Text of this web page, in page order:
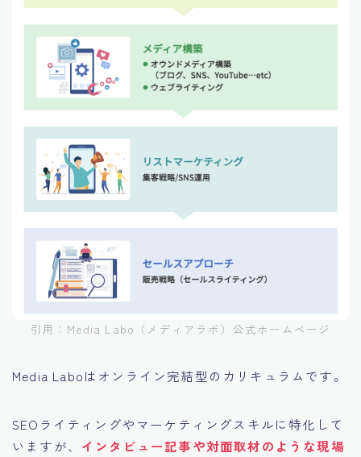
引用：Media Labo（メディアラボ）公式ホームページ
Media Laboはオンライン完結型のカリキュラムです。
SEOライティングやマーケティングスキルに特化して
いますが、 インタビュー記事や対面取材のような現場